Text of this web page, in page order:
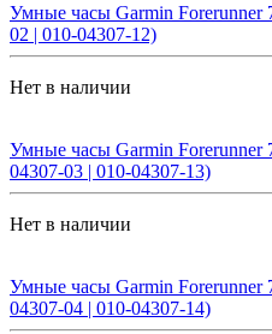
Умные часы Garmin Forerunner
02 | 010-04307-12)
Нет в наличии
Умные часы Garmin Forerunner
04307-03 | 010-04307-13)
Нет в наличии
Умные часы Garmin Forerunner
04307-04 | 010-04307-14)